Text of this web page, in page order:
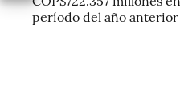
período del año anterior